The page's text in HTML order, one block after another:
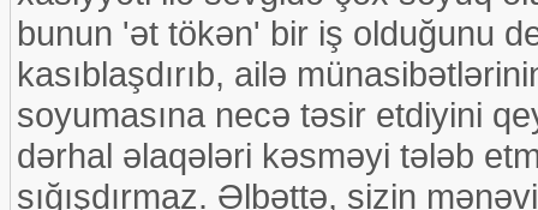
bunun 'ət tökən' bir iş olduğunu
kasıblaşdırıb, ailə
soyumasına necə təsir etdiyini
dərhal əlaqələri kəsməyi tələb
sığışdırmaz. Əlbəttə, sizin